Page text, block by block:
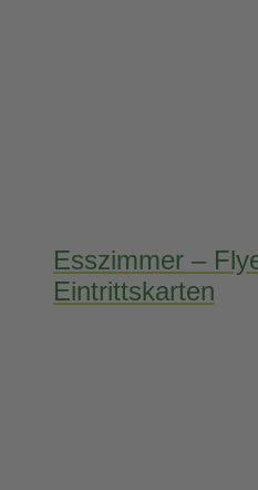
Esszimmer –
Eintrittskarten